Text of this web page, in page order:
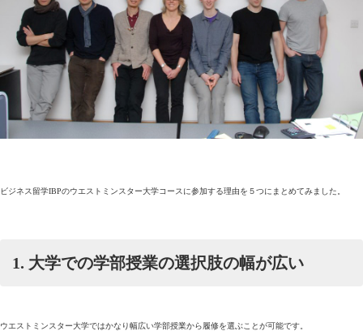
ビジネス留学IBPのウエストミンスター大学コースに参加する理由を５つにまとめてみました。
1. 大学での学部授業の選択肢の幅が広い
ウエストミンスター大学ではかなり幅広い学部授業から履修を選ぶことが可能です。